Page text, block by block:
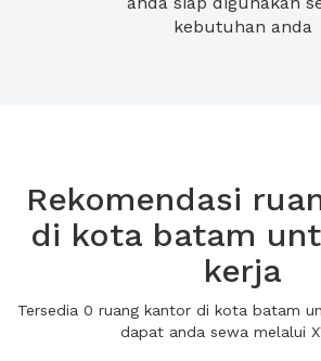
kebutuhan anda
Rekomendasi
di kota batam
kerja
Tersedia 0 ruang kantor di kota batam
dapat anda sewa melalui